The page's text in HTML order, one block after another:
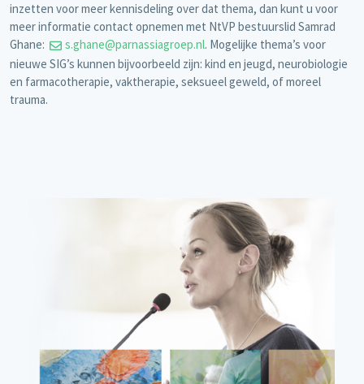
inzetten voor meer kennisdeling over dat thema, dan kunt u voor
meer informatie contact opnemen met NtVP bestuurslid Samrad
Ghane:
s.ghane@parnassiagroep.nl. Mogelijke thema’s voor
nieuwe SIG’s kunnen bijvoorbeeld zijn: kind en jeugd, neurobiologie
en farmacotherapie, vaktherapie, seksueel geweld, of moreel
trauma.